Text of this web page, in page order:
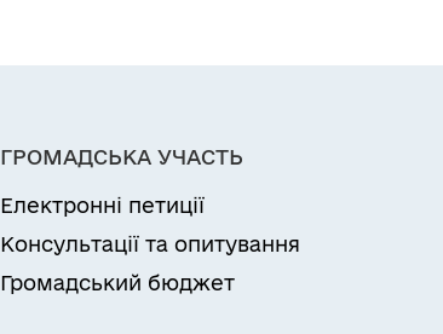
ГРОМАДСЬКА УЧАСТЬ
Електронні петиції
Консультації та опитування
Громадський бюджет